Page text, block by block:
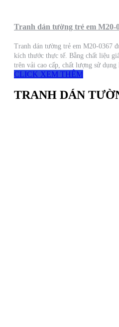
Tranh dán tường trẻ em M20-
Tranh dán tường trẻ em M20-0367
kích thước thực tế. Bằng chất liệu
trên vải cao cấp, chất lượng sử dụng
CLICK XEM THÊM
TRANH DÁN